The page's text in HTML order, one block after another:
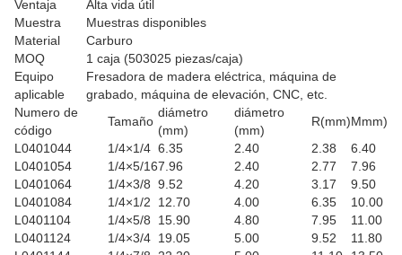
Ventaja
Alta vida útil
Muestra
Muestras disponibles
Material
Carburo
MOQ
1 caja (503025 piezas/caja)
Equipo
aplicable
Fresadora de madera eléctrica, máquina de
grabado, máquina de elevación, CNC, etc.
Numero de
código
Tamaño
diámetro
(mm)
diámetro
(mm)
R(mm)Mmm)
L0401044
1/4×1/4 6.35 2.40 2.38
6.40
L0401054
1/4×5/167.96 2.40 2.77
7.96
L0401064
1/4×3/8 9.52 4.20 3.17
9.50
L0401084
1/4×1/2 12.70 4.00 6.35
10.00
L0401104
1/4×5/8 15.90 4.80 7.95
11.00
L0401124
1/4×3/4 19.05 5.00 9.52
11.80